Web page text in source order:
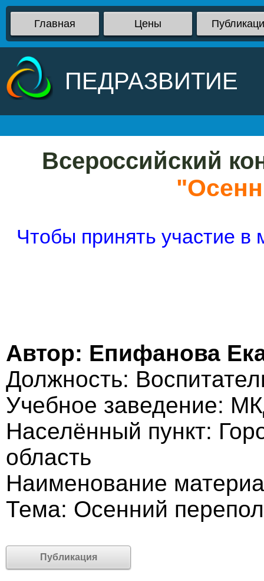
Главная Цены
ПЕДРАЗВИТИЕ
Всероссийский
Чтобы принять участие
Автор: Епифанова
Должность:
Учебное заведение:
Населённый пункт:
область
Наименование
Тема: Осенний
Публикация